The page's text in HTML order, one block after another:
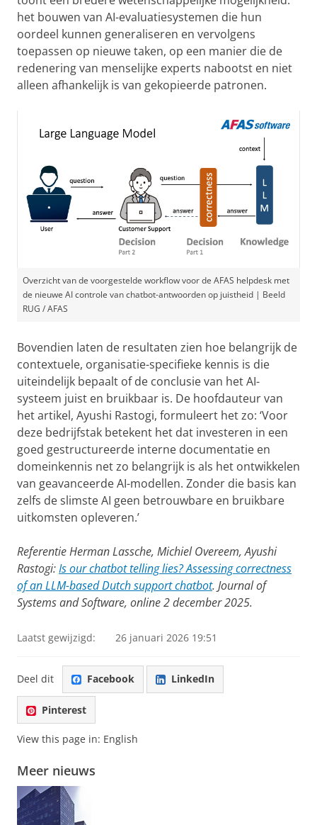
het bouwen van AI-evaluatiesystemen die hun
oordeel kunnen generaliseren en vervolgens
toepassen op nieuwe taken, op een manier die de
redenering van menselijke experts nabootst en niet
alleen afhankelijk is van gekopieerde patronen.
Overzicht van de voorgestelde workflow voor de AFAS helpdesk met
de nieuwe AI controle van chatbot-antwoorden op juistheid | Beeld
RUG / AFAS
Bovendien laten de resultaten zien hoe belangrijk de
contextuele, organisatie-specifieke kennis is die
uiteindelijk bepaalt of de conclusie van het AI-
systeem juist en bruikbaar is. De hoofdauteur van
het artikel, Ayushi Rastogi, formuleert het zo: ‘Voor
deze bedrijfstak betekent het dat investeren in een
goed gestructureerde interne documentatie en
domeinkennis net zo belangrijk is als het ontwikkelen
van geavanceerde AI-modellen. Zonder die basis kan
zelfs de slimste AI geen betrouwbare en bruikbare
uitkomsten opleveren.’
Referentie Herman Lassche, Michiel Overeem, Ayushi
Rastogi:Is our chatbot telling lies? Assessing correctness
of an LLM-based Dutch support chatbot. Journal of
Systems and Software, online 2 december 2025.
Laatst gewijzigd: 26 januari 2026 19:51
Deel dit Facebook LinkedIn
Pinterest
View this page in: English
Meer nieuws